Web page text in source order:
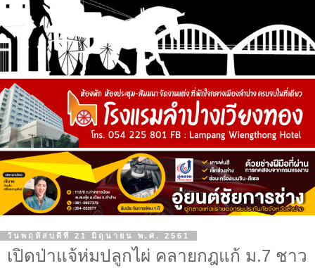
วันพฤหัสบดีที่ 21 มิถุนายน พ.ศ. 2561
เปิดป่าแจ้ห่มปลูกไผ่ คลายกฎแก้ ม.7 ชาว